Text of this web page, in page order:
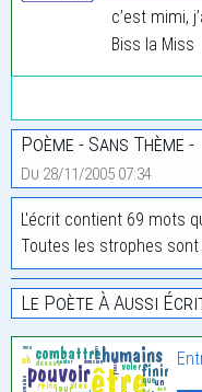
c’est mimi,
Biss la Miss
Poème - Sans Thème -
Du 28/11/2005 07:34
L'écrit contient 69 mots
Toutes les strophes sont
Le Poète À Aussi